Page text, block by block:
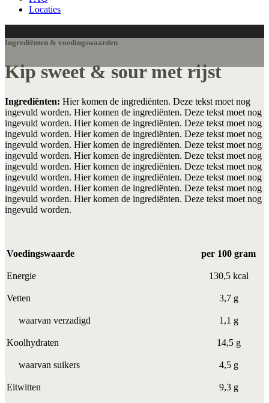
Locaties
Ingrediënten & voedingswaarden
Kip sweet & sour met rijst
Ingrediënten: Hier komen de ingrediënten. Deze tekst moet nog
ingevuld worden. Hier komen de ingrediënten. Deze tekst moet nog
ingevuld worden. Hier komen de ingrediënten. Deze tekst moet nog
ingevuld worden. Hier komen de ingrediënten. Deze tekst moet nog
ingevuld worden. Hier komen de ingrediënten. Deze tekst moet nog
ingevuld worden. Hier komen de ingrediënten. Deze tekst moet nog
ingevuld worden. Hier komen de ingrediënten. Deze tekst moet nog
ingevuld worden. Hier komen de ingrediënten. Deze tekst moet nog
ingevuld worden. Hier komen de ingrediënten. Deze tekst moet nog
ingevuld worden. Hier komen de ingrediënten. Deze tekst moet nog
ingevuld worden.
Voedingswaarde per 100 gram
Energie 130,5 kcal
Vetten 3,7 g
waarvan verzadigd 1,1 g
Koolhydraten 14,5 g
waarvan suikers 4,5 g
Eitwitten 9,3 g